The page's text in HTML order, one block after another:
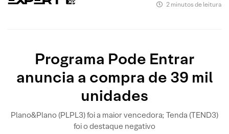
2 minutos de leitura
Programa Pode Entrar
anuncia a compra de 39 mil
unidades
Plano&Plano (PLPL3) foi a maior vencedora; Tenda (TEND3)
foi o destaque negativo